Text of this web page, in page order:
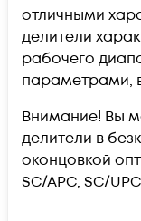
отличными
делители
рабочего
параметрами,
Внимание! Вы
делители в
оконцовкой
SC/APC, SC/